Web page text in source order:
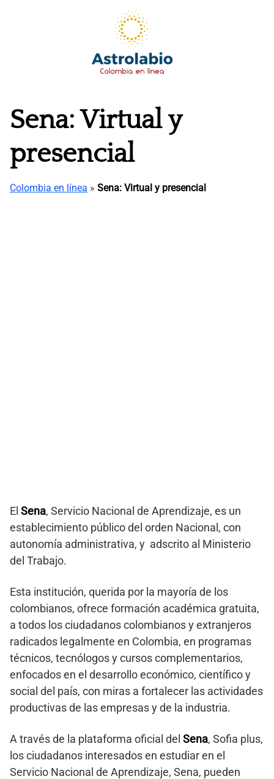
Sena: Virtual y
presencial
Colombia en línea » Sena: Virtual y presencial
El Sena, Servicio Nacional de Aprendizaje, es un
establecimiento público del orden Nacional, con
autonomía administrativa, y adscrito al Ministerio
del Trabajo.
Esta institución, querida por la mayoría de los
colombianos, ofrece formación académica gratuita,
a todos los ciudadanos colombianos y extranjeros
radicados legalmente en Colombia, en programas
técnicos, tecnólogos y cursos complementarios,
enfocados en el desarrollo económico, científico y
social del país, con miras a fortalecer las actividades
productivas de las empresas y de la industria.
A través de la plataforma oficial del Sena, Sofia plus,
los ciudadanos interesados en estudiar en el
Servicio Nacional de Aprendizaje, Sena, pueden